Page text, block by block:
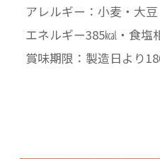
アレルギー：小麦・大豆
エネルギー385㎉・食塩
賞味期限：製造日より